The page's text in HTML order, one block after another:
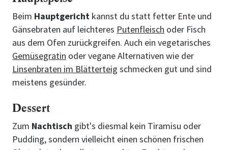
Beim Hauptgericht kannst du statt fetter Ente und
Gänsebraten auf leichteres Putenfleisch oder Fisch
aus dem Ofen zurückgreifen. Auch ein vegetarisches
Gemüsegratin oder vegane Alternativen wie der
Linsenbraten im Blätterteig schmecken gut und sind
meistens gesünder.
Dessert
Zum Nachtisch gibt's diesmal kein Tiramisu oder
Pudding, sondern vielleicht einen schönen frischen